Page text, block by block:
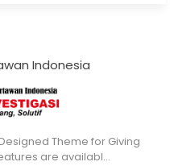
Indonesia
Theme for Giving
are availabl…